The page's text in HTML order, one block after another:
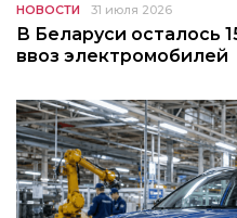
НОВОСТИ 31 июля 2026
В Беларуси осталось
ввоз электромобилей